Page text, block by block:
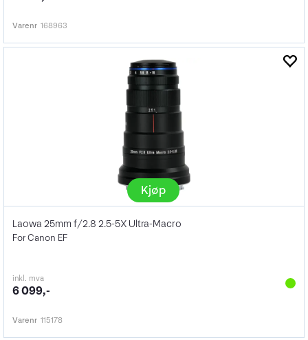
Varenr 168963
Kjøp
Laowa 25mm f/2.8 2.5-5X Ultra-Macro
For Canon EF
inkl. mva
6 099,-
Varenr 115178